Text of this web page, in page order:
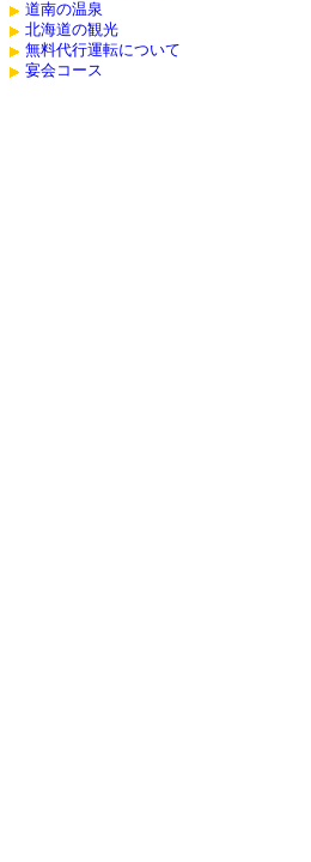
道南の温泉
北海道の観光
無料代行運転について
宴会コース